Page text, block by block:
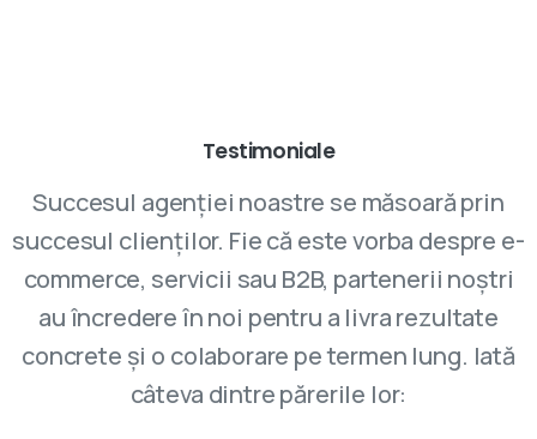
Testimoniale
Succesul agenției noastre se măsoară prin
succesul clienților. Fie că este vorba despre e-
commerce, servicii sau B2B, partenerii noștri
au încredere în noi pentru a livra rezultate
concrete și o colaborare pe termen lung. Iată
câteva dintre părerile lor: